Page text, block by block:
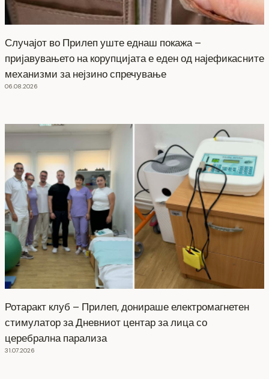
Случајот во Прилеп уште еднаш покажа –
пријавувањето на корупцијата е еден од најефикасните
механизми за нејзино спречување
06.08.2026
Ротаракт клуб – Прилеп, донираше електромагнетен
стимулатор за Дневниот центар за лица со
церебрална парализа
31.07.2026